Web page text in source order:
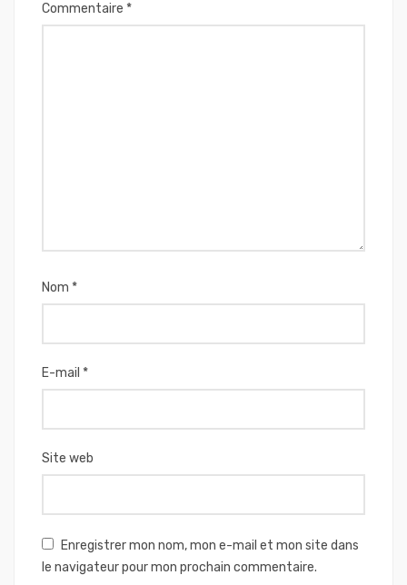
Commentaire *
Nom *
E-mail *
Site web
Enregistrer mon nom, mon e-mail et mon site dans
le navigateur pour mon prochain commentaire.